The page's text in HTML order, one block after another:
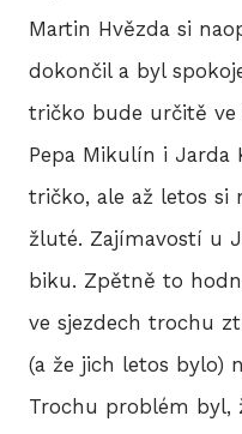
Martin Hvězda si
dokončil a byl
tričko bude určitě
Pepa Mikulín i Jarda
tričko, ale až letos si
žluté. Zajímavostí u
biku. Zpětně to
ve sjezdech trochu
(a že jich letos bylo)
Trochu problém byl,